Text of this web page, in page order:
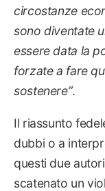
circostanze
sono diventate
essere data la
forzate a fare
sostenere”.
Il riassunto
dubbi o a
questi due
scatenato un